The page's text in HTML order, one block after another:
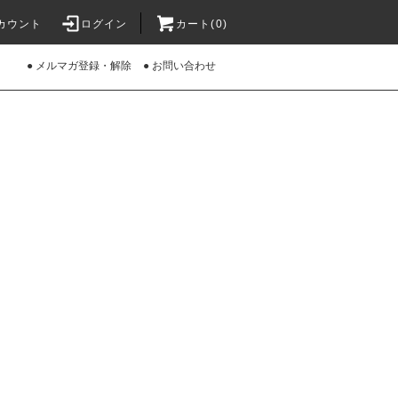
ウント ログイン カート(0)
● メルマガ登録・解除 ● お問い合わせ